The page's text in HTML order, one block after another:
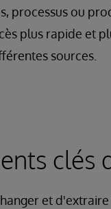
processus ou
plus rapide et
sources.
clés
et